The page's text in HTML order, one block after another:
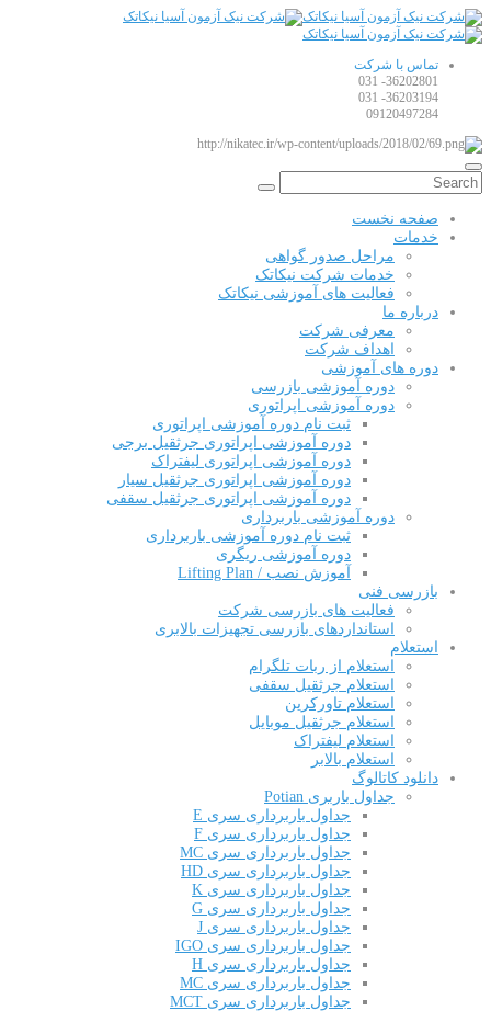
تماس با شرکت
36202801- 031
36203194- 031
09120497284
صفحه نخست
خدمات
مراحل صدور گواهی
خدمات شرکت نیکاتک
فعالیت های آموزشی نیکاتک
درباره ما
معرفی شرکت
اهداف شرکت
دوره های آموزشی
دوره آموزشی بازرسی
دوره آموزشی اپراتوری
ثبت نام دوره آموزشی اپراتوری
دوره آموزشی اپراتوری جرثقیل برجی
دوره آموزشی اپراتوری لیفتراک
دوره آموزشی اپراتوری جرثقیل سیار
دوره آموزشی اپراتوری جرثقیل سقفی
دوره آموزشی باربرداری
ثبت نام دوره آموزشی باربرداری
دوره آموزشی ریگری
آموزش نصب / Lifting Plan
بازرسی فنی
فعالیت های بازرسی شرکت
استانداردهای بازرسی تجهیزات بالابری
استعلام
استعلام از ربات تلگرام
استعلام جرثقیل سقفی
استعلام تاورکرین
استعلام جرثقیل موبایل
استعلام لیفتراک
استعلام بالابر
دانلود کاتالوگ
جداول باربری Potian
جداول باربرداری سری E
جداول باربرداری سری F
جداول باربرداری سری MC
جداول باربرداری سری HD
جداول باربرداری سری K
جداول باربرداری سری G
جداول باربرداری سری J
جداول باربرداری سری IGO
جداول باربرداری سری H
جداول باربرداری سری MC
جداول باربرداری سری MCT